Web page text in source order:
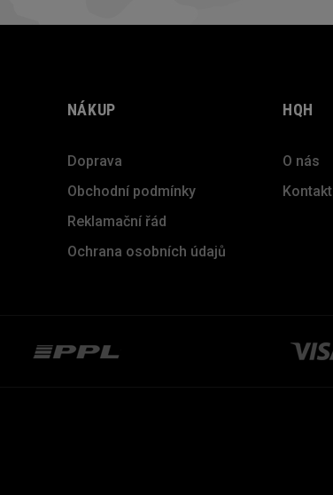
NÁKUP
Doprava
Obchodní podmínky
Reklamační řád
Ochrana osobních údajů
HQH
O nás
Kontakt